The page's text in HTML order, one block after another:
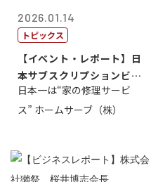
2026.01.14
トピックス
【イベント・レポート】日
本サブスクリプションビジ
ネス大賞20...
日本一は“家の修理サービ
ス” ホームサーブ（株）